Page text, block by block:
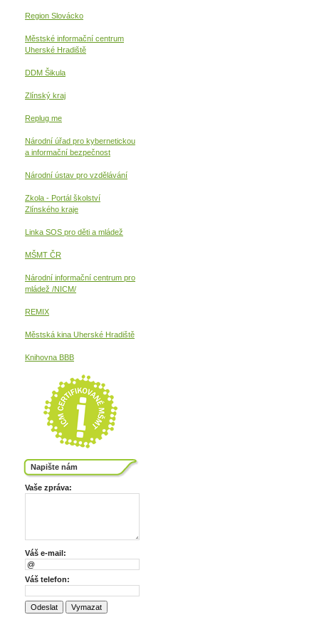
Region Slovácko
Městské informační centrum
Uherské Hradiště
DDM Šikula
Zlínský kraj
Replug me
Národní úřad pro kybernetickou
a informační bezpečnost
Národní ústav pro vzdělávání
Zkola - Portál školství
Zlínského kraje
Linka SOS pro děti a mládež
MŠMT ČR
Národní informační centrum pro
mládež /NICM/
REMIX
Městská kina Uherské Hradiště
Knihovna BBB
Napište nám
Vaše zpráva:
Váš e-mail:
Váš telefon: